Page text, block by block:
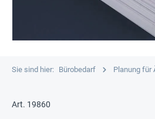
Sie sind hier: Bürobedarf Planung für
Art. 19860